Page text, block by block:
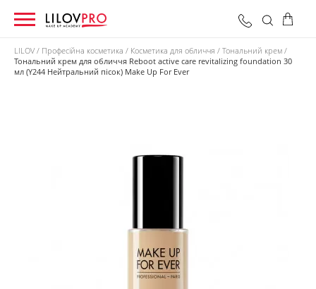
0 грн
LILOV Професійна косметика Косметика для обличчя
Тональний крем
Тональний крем для обличчя Reboot active care revitalizing foundation 30
мл (Y244 Нейтральний пісок) Make Up For Ever